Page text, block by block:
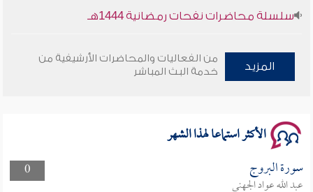
وأمنهم من خوف 9
المزيد
من الفعاليات والمحاضرات الأرشيفية من
خدمة البث المباشر
الأكثر استماعا لهذا الشهر
0 سورة البروج
عبد الله عواد الجهني